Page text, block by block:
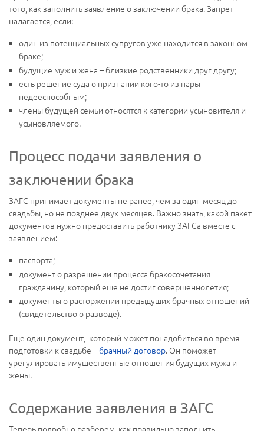
того, как заполнить заявление о заключении брака. Запрет
налагается, если:
один из потенциальных супругов уже находится в законном
браке;
будущие муж и жена – близкие родственники друг другу;
есть решение суда о признании кого-то из пары
недееспособным;
члены будущей семьи относятся к категории усыновителя и
усыновляемого.
Процесс подачи заявления о
заключении брака
ЗАГС принимает документы не ранее, чем за один месяц до
свадьбы, но не позднее двух месяцев. Важно знать, какой пакет
документов нужно предоставить работнику ЗАГСа вместе с
заявлением:
паспорта;
документ о разрешении процесса бракосочетания
гражданину, который еще не достиг совершеннолетия;
документы о расторжении предыдущих брачных отношений
(свидетельство о разводе).
Еще один документ, который может понадобиться во время
подготовки к свадьбе –брачный договор. Он поможет
урегулировать имущественные отношения будущих мужа и
жены.
Содержание заявления в ЗАГС